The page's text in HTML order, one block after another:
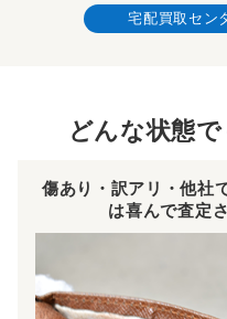
宅配買取セン
どんな状態
傷あり・訳アリ・他社
は喜んで査定